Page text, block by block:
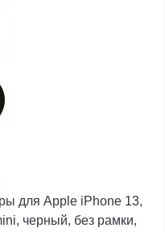
для Apple iPhone 13,
черный, без рамки,